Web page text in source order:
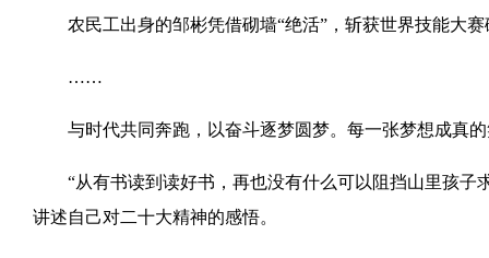
农民工出身的邹彬凭借砌墙“绝活”，斩获世界技能大赛
……
与时代共同奔跑，以奋斗逐梦圆梦。每一张梦想成真的
“从有书读到读好书，再也没有什么可以阻挡山里孩子
讲述自己对二十大精神的感悟。